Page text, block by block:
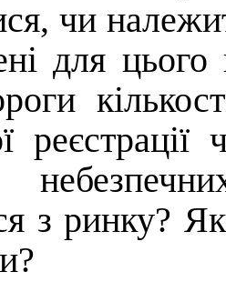
чи
для
з ринку?